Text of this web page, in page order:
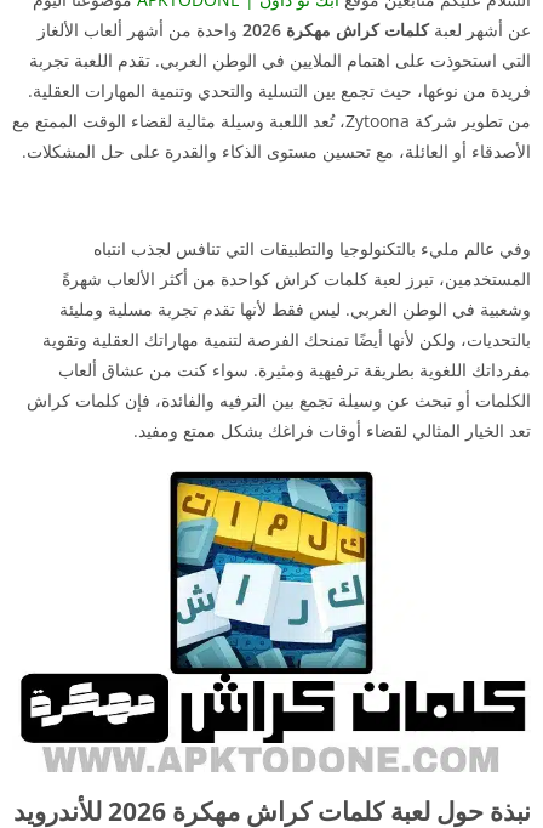
عن أشهر لعبةكلمات كراش مهكرة 2026
واحدة من أشهر ألعاب الألغاز
التي استحوذت على اهتمام الملايين في الوطن العربي. تقدم اللعبة تجربة
فريدة من نوعها، حيث تجمع بين التسلية والتحدي وتنمية المهارات العقلية.
من تطوير شركة Zytoona، تُعد اللعبة وسيلة مثالية لقضاء الوقت الممتع مع
الأصدقاء أو العائلة، مع تحسين مستوى الذكاء والقدرة على حل المشكلات.
وفي عالم مليء بالتكنولوجيا والتطبيقات التي تنافس لجذب انتباه
المستخدمين، تبرز لعبة كلمات كراش كواحدة من أكثر الألعاب شهرةً
وشعبية في الوطن العربي. ليس فقط لأنها تقدم تجربة مسلية ومليئة
بالتحديات، ولكن لأنها أيضًا تمنحك الفرصة لتنمية مهاراتك العقلية وتقوية
مفرداتك اللغوية بطريقة ترفيهية ومثيرة. سواء كنت من عشاق ألعاب
الكلمات أو تبحث عن وسيلة تجمع بين الترفيه والفائدة، فإن كلمات كراش
تعد الخيار المثالي لقضاء أوقات فراغك بشكل ممتع ومفيد.
نبذة حول لعبة كلمات كراش مهكرة 2026 للأندرويد